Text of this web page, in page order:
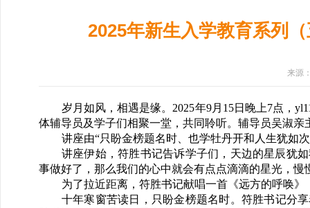
2025年新生入学教育系列
来源
岁月如风，相遇是缘。2025年9月15日晚上7点，
体辅导员及学子们相聚一堂，共同聆听。辅导员吴淑亲
讲座由“只盼金榜题名时、也学牡丹开和人生犹如
讲座伊始，符胜书记告诉学子们，天边的星辰犹
事做好了，那么我们的心中就会有点点滴滴的星光，
为了拉近距离，符胜书记献唱一首《远方的呼唤
十年寒窗苦读日，只盼金榜题名时。符胜书记分